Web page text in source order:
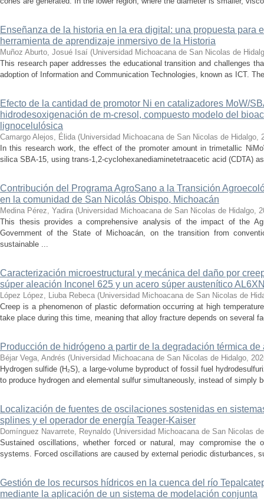
Enseñanza de la historia en la era digital: una propuesta para
herramienta de aprendizaje inmersivo de la Historia
Muñoz Aburto, Josué Isaí (Universidad Michoacana de San Nicolas de
This research paper addresses the educational transition and challenges
adoption of Information and Communication Technologies, known as ICT.
Efecto de la cantidad de promotor Ni en catalizadores MoW/
hidrodesoxigenación de m-cresol, compuesto modelo del
lignocelulósica
Camargo Alejos, Élida (Universidad Michoacana de San Nicolas de Hidalgo,
In this research work, the effect of the promoter amount in trimetallic
silica SBA-15, using trans-1,2-cyclohexanediaminetetraacetic acid (CDTA)
Contribución del Programa AgroSano a la Transición
en la comunidad de San Nicolás Obispo, Michoacán
Medina Pérez, Yadira (Universidad Michoacana de San Nicolas de Hidalgo,
This thesis provides a comprehensive analysis of the impact of the
Government of the State of Michoacán, on the transition from
sustainable ...
Caracterización microestructural y mecánica del daño por
súper aleación Inconel 625 y un acero súper austenítico
López López, Liuba Rebeca (Universidad Michoacana de San Nicolas de
Creep is a phenomenon of plastic deformation occurring at high
take place during this time, meaning that alloy fracture depends on several
Producción de hidrógeno a partir de la degradación térmica
Béjar Vega, Andrés (Universidad Michoacana de San Nicolas de Hidalgo,
Hydrogen sulfide (H₂S), a large-volume byproduct of fossil fuel
to produce hydrogen and elemental sulfur simultaneously, instead of simply
Localización de fuentes de oscilaciones sostenidas en
splines y el operador de energía Teager-Kaiser
Domínguez Navarrete, Reynaldo (Universidad Michoacana de San Nicolas
Sustained oscillations, whether forced or natural, may compromise the
systems. Forced oscillations are caused by external periodic disturbances,
Gestión de los recursos hídricos en la cuenca del río
mediante la aplicación de un sistema de modelación conjunta